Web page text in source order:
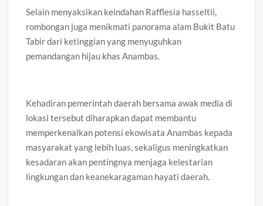
Selain menyaksikan keindahan Rafflesia hasseltii,
rombongan juga menikmati panorama alam Bukit Batu
Tabir dari ketinggian yang menyuguhkan
pemandangan hijau khas Anambas.
Kehadiran pemerintah daerah bersama awak media di
lokasi tersebut diharapkan dapat membantu
memperkenalkan potensi ekowisata Anambas kepada
masyarakat yang lebih luas, sekaligus meningkatkan
kesadaran akan pentingnya menjaga kelestarian
lingkungan dan keanekaragaman hayati daerah.